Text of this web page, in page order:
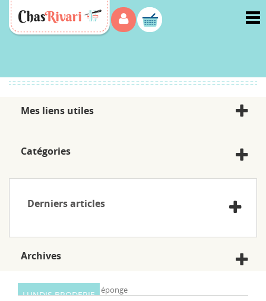
Menu
Mes liens utiles
Catégories
Derniers articles
Archives
LUNDIS BRODERIE